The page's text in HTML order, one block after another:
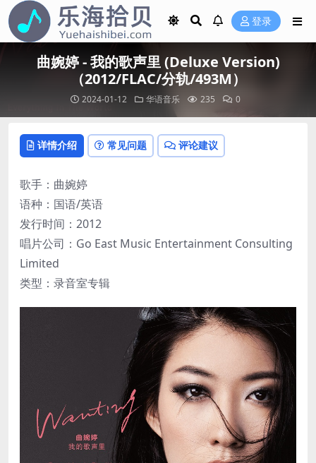
登录
曲婉婷 - 我的歌声里 (Deluxe Version)
（2012/FLAC/分轨/493M）
2024-01-12 华语音乐 235 0
详情介绍 常见问题 评论建议
歌手：曲婉婷
语种：国语/英语
发行时间：2012
唱片公司：Go East Music Entertainment Consulting
Limited
类型：录音室专辑